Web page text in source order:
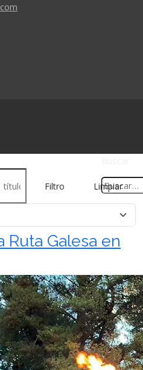
Filtro Limpiar
Ruta Galesa en